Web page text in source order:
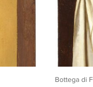
Bottega di